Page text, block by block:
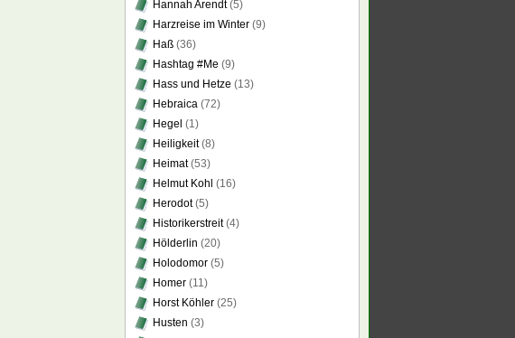
Hannah Arendt(5)
Harzreise im Winter (9)
Haß (36)
Hashtag #Me (9)
Hass und Hetze (13)
Hebraica (72)
Hegel (1)
Heiligkeit(8)
Heimat(53)
Helmut Kohl (16)
Herodot(5)
Historikerstreit(4)
Hölderlin (20)
Holodomor (5)
Homer (11)
Horst Köhler (25)
Husten (3)